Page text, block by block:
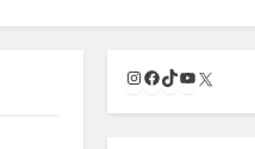
Instagram
Facebook
TikTok
YouTube